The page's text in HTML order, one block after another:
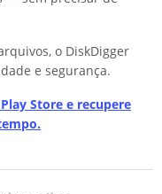
o DiskDigger
e segurança.
Store e recupere